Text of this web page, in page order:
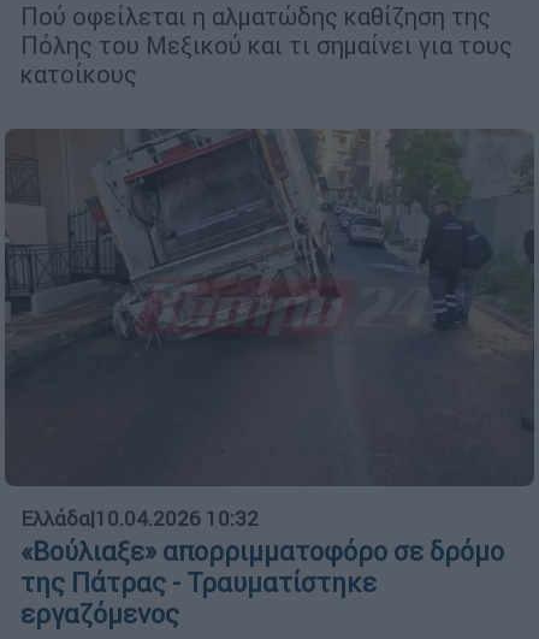
Πού οφείλεται η αλματώδης καθίζηση της
Πόλης του Μεξικού και τι σημαίνει για τους
κατοίκους
Ελλάδα|10.04.2026 10:32
«Βούλιαξε» απορριμματοφόρο σε δρόμο
της Πάτρας - Τραυματίστηκε
εργαζόμενος